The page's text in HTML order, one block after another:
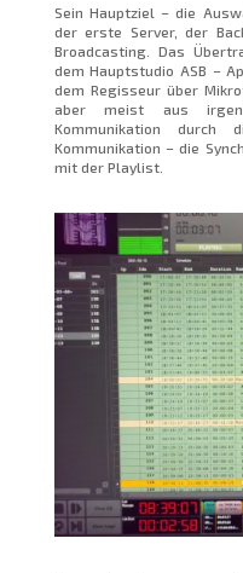
Sein Hauptziel – die
der erste Server, der
Broadcasting. Das
dem Hauptstudio ASB –
dem Regisseur über
aber meist aus
Kommunikation
Kommunikation – die
mit der Playlist.